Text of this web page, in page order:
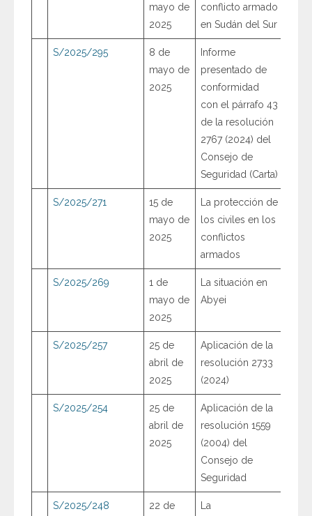
mayo de
2025
conflicto armado
en Sudán del Sur
S/2025/295
8 de
mayo de
2025
Informe
presentado de
conformidad
con el párrafo 43
de la resolución
2767 (2024) del
Consejo de
Seguridad (Carta)
S/2025/271
15 de
mayo de
2025
La protección de
los civiles en los
conflictos
armados
S/2025/269
1 de
mayo de
2025
La situación en
Abyei
S/2025/257
25 de
abril de
2025
Aplicación de la
resolución 2733
(2024)
S/2025/254
25 de
abril de
2025
Aplicación de la
resolución 1559
(2004) del
Consejo de
Seguridad
S/2025/248
22 de
La